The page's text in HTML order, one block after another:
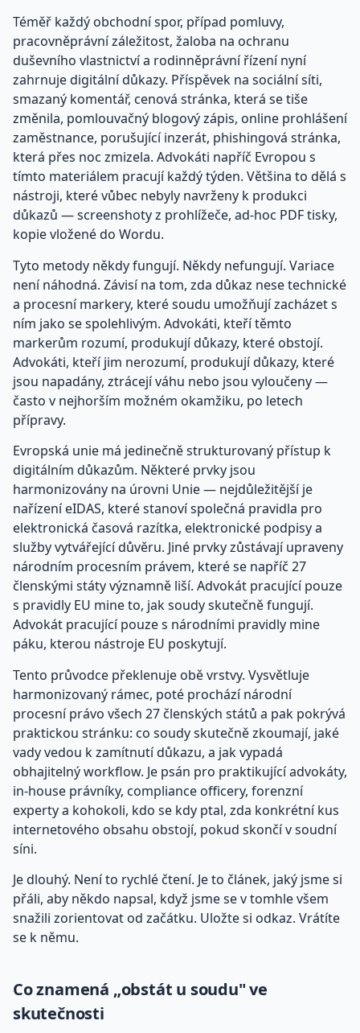
Téměř každý obchodní spor, případ pomluvy,
pracovněprávní záležitost, žaloba na ochranu
duševního vlastnictví a rodinněprávní řízení nyní
zahrnuje digitální důkazy. Příspěvek na sociální síti,
smazaný komentář, cenová stránka, která se tiše
změnila, pomlouvačný blogový zápis, online prohlášení
zaměstnance, porušující inzerát, phishingová stránka,
která přes noc zmizela. Advokáti napříč Evropou s
tímto materiálem pracují každý týden. Většina to dělá s
nástroji, které vůbec nebyly navrženy k produkci
důkazů — screenshoty z prohlížeče, ad-hoc PDF tisky,
kopie vložené do Wordu.
Tyto metody někdy fungují. Někdy nefungují. Variace
není náhodná. Závisí na tom, zda důkaz nese technické
a procesní markery, které soudu umožňují zacházet s
ním jako se spolehlivým. Advokáti, kteří těmto
markerům rozumí, produkují důkazy, které obstojí.
Advokáti, kteří jim nerozumí, produkují důkazy, které
jsou napadány, ztrácejí váhu nebo jsou vyloučeny —
často v nejhorším možném okamžiku, po letech
přípravy.
Evropská unie má jedinečně strukturovaný přístup k
digitálním důkazům. Některé prvky jsou
harmonizovány na úrovni Unie — nejdůležitější je
nařízení eIDAS, které stanoví společná pravidla pro
elektronická časová razítka, elektronické podpisy a
služby vytvářející důvěru. Jiné prvky zůstávají upraveny
národním procesním právem, které se napříč 27
členskými státy významně liší. Advokát pracující pouze
s pravidly EU mine to, jak soudy skutečně fungují.
Advokát pracující pouze s národními pravidly mine
páku, kterou nástroje EU poskytují.
Tento průvodce překlenuje obě vrstvy. Vysvětluje
harmonizovaný rámec, poté prochází národní
procesní právo všech 27 členských států a pak pokrývá
praktickou stránku: co soudy skutečně zkoumají, jaké
vady vedou k zamítnutí důkazu, a jak vypadá
obhajitelný workflow. Je psán pro praktikující advokáty,
in-house právníky, compliance officery, forenzní
experty a kohokoli, kdo se kdy ptal, zda konkrétní kus
internetového obsahu obstojí, pokud skončí v soudní
síni.
Je dlouhý. Není to rychlé čtení. Je to článek, jaký jsme si
přáli, aby někdo napsal, když jsme se v tomhle všem
snažili zorientovat od začátku. Uložte si odkaz. Vrátíte
se k němu.
Co znamená „obstát u soudu" ve
skutečnosti